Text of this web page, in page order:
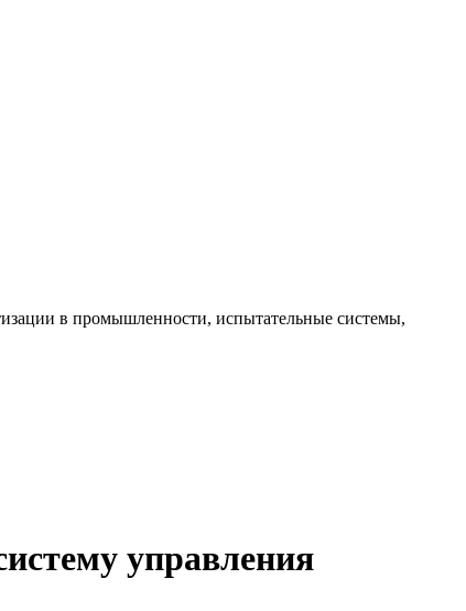
в промышленности, испытательные системы,
управления